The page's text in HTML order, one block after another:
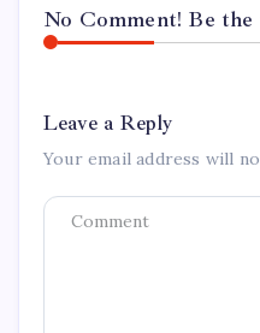
No Comment! Be
Leave a Reply
Your email address will